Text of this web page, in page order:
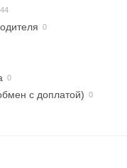
с доплатой)